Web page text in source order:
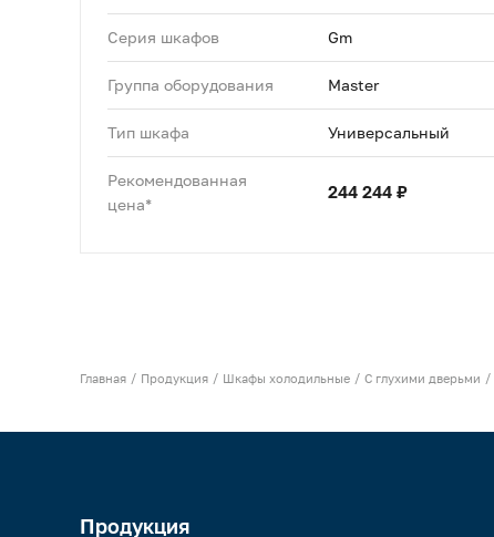
Серия шкафов Gm
Группа оборудования Master
Тип шкафа Универсальный
Рекомендованная
цена*
244 244 ₽
Главная Продукция Шкафы холодильные С глухими дверьми
Продукция